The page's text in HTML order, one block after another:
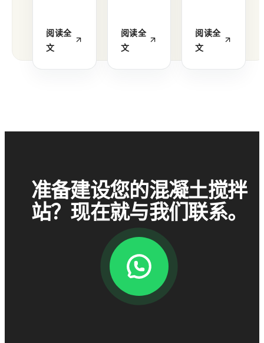
阅读全
文
阅读全
文
阅读全
文
准备建设您的混凝土搅拌
站？现在就与我们联系。